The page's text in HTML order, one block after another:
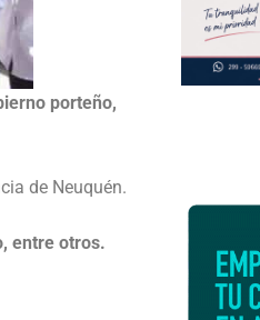
porteño,
de Neuquén.
entre otros.